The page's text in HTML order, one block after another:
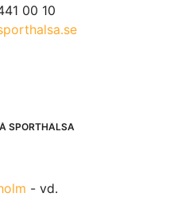
00 10
SPORTHÄLSA
- vd.